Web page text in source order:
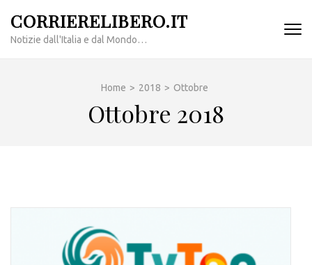
contenuto
CORRIERELIBERO.IT
Notizie dall'Italia e dal Mondo…
Home > 2018 > Ottobre
Ottobre 2018